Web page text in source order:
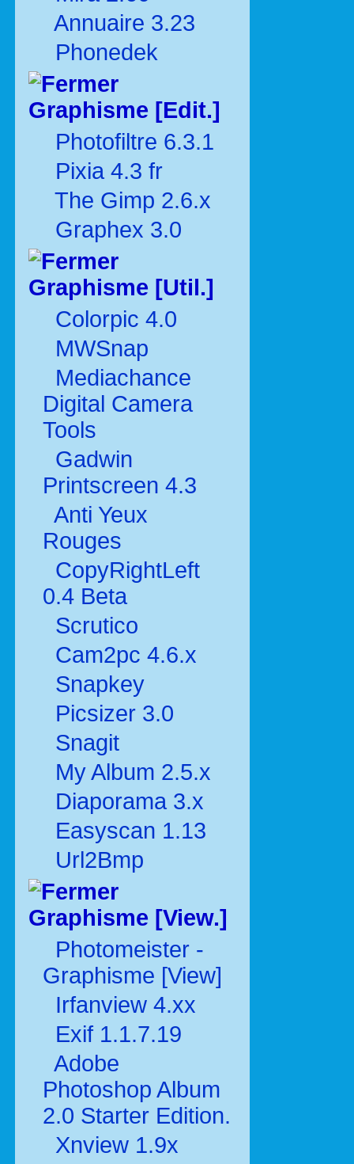
Annuaire 3.23
Phonedek
Graphisme [Edit.]
Photofiltre 6.3.1
Pixia 4.3 fr
The Gimp 2.6.x
Graphex 3.0
Graphisme [Util.]
Colorpic 4.0
MWSnap
Mediachance
Digital Camera
Tools
Gadwin
Printscreen 4.3
Anti Yeux
Rouges
CopyRightLeft
0.4 Beta
Scrutico
Cam2pc 4.6.x
Snapkey
Picsizer 3.0
Snagit
My Album 2.5.x
Diaporama 3.x
Easyscan 1.13
Url2Bmp
Graphisme [View.]
Photomeister -
Graphisme [View]
Irfanview 4.xx
Exif 1.1.7.19
Adobe
Photoshop Album
2.0 Starter Edition.
Xnview 1.9x